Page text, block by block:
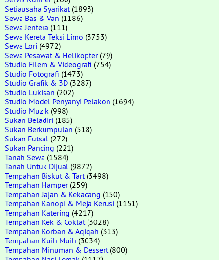
Setiausaha Syarikat (1893)
Sewa Bas & Van (1186)
Sewa Jentera (111)
Sewa Kereta Teksi Limo (3753)
Sewa Lori (4972)
Sewa Pesawat & Helikopter(79)
Studio Filem & Videografi (754)
Studio Fotografi (1473)
Studio Grafik & 3D (3287)
Studio Lukisan (202)
Studio Model Penyanyi Pelakon (1694)
Studio Muzik (998)
Sukan Beladiri (185)
Sukan Berkumpulan (518)
Sukan Futsal (272)
Sukan Pancing (221)
Tanah Sewa (1584)
Tanah Untuk Dijual (9872)
Tempahan Biskut & Tart (3498)
Tempahan Hamper(259)
Tempahan Jajan & Kekacang (150)
Tempahan Kanopi & Meja Kerusi (1151)
Tempahan Katering (4217)
Tempahan Kek & Coklat (3028)
Tempahan Korban & Aqiqah (313)
Tempahan Kuih Muih (3034)
Tempahan Minuman & Dessert (800)